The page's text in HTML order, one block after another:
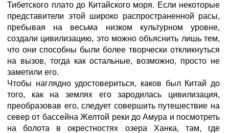
Тибетского плато до Китайского моря. Если некоторые
представители этой широко распространенной расы,
пребывая на весьма низком культурном уровне,
создали цивилизацию, это можно объяснить лишь тем,
что они способны были более творчески откликнуться
на вызов, тогда как остальные, возможно, просто не
заметили его.
Чтобы наглядно удостовериться, каков был Китай до
того, как на землях его зародилась цивилизация,
преобразовав его, следует совершить путешествие на
север от бассейна Желтой реки до Амура и посмотреть
на болота в окрестностях озера Ханка, там, где